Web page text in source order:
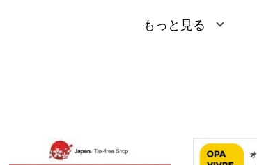
もっと見る